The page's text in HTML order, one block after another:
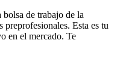
de trabajo de la
Esta es tu
en el mercado. Te